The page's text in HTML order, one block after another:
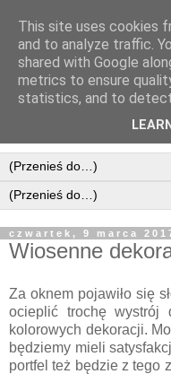
czwartek, 9 marca
Wiosenne
Za oknem pojawiło się
ocieplić trochę wystrój
kolorowych dekoracji.
będziemy mieli
portfel też będzie z tego
This site uses cookies
and to analyze traffic.
shared with Google
metrics to ensure
statistics, and to detect